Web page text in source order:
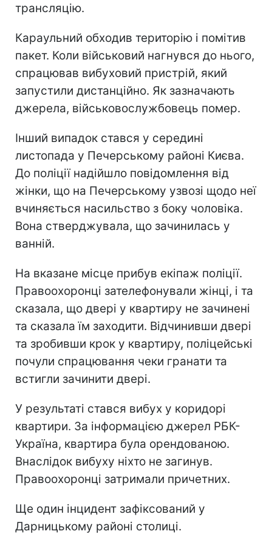
трансляцію.
Караульний обходив територію і помітив
пакет. Коли військовий нагнувся до нього,
спрацював вибуховий пристрій, який
запустили дистанційно. Як зазначають
джерела, військовослужбовець помер.
Інший випадок стався у середині
листопада у Печерському районі Києва.
До поліції надійшло повідомлення від
жінки, що на Печерському узвозі щодо неї
вчиняється насильство з боку чоловіка.
Вона стверджувала, що зачинилась у
ванній.
На вказане місце прибув екіпаж поліції.
Правоохоронці зателефонували жінці, і та
сказала, що двері у квартиру не зачинені
та сказала їм заходити. Відчинивши двері
та зробивши крок у квартиру, поліцейські
почули спрацювання чеки гранати та
встигли зачинити двері.
У результаті стався вибух у коридорі
квартири. За інформацією джерел РБК-
Україна, квартира була орендованою.
Внаслідок вибуху ніхто не загинув.
Правоохоронці затримали причетних.
Ще один інцидент зафіксований у
Дарницькому районі столиці.